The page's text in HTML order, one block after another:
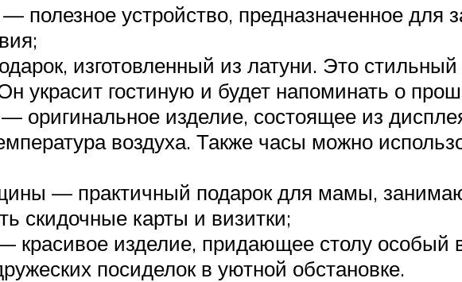
устройство, предназначенное для
изготовленный из латуни. Это стильный
украсит гостиную и будет напоминать о
оригинальное изделие, состоящее из
воздуха. Также часы можно
— практичный подарок для мамы,
скидочные карты и визитки;
красивое изделие, придающее столу особый
посиделок в уютной обстановке.